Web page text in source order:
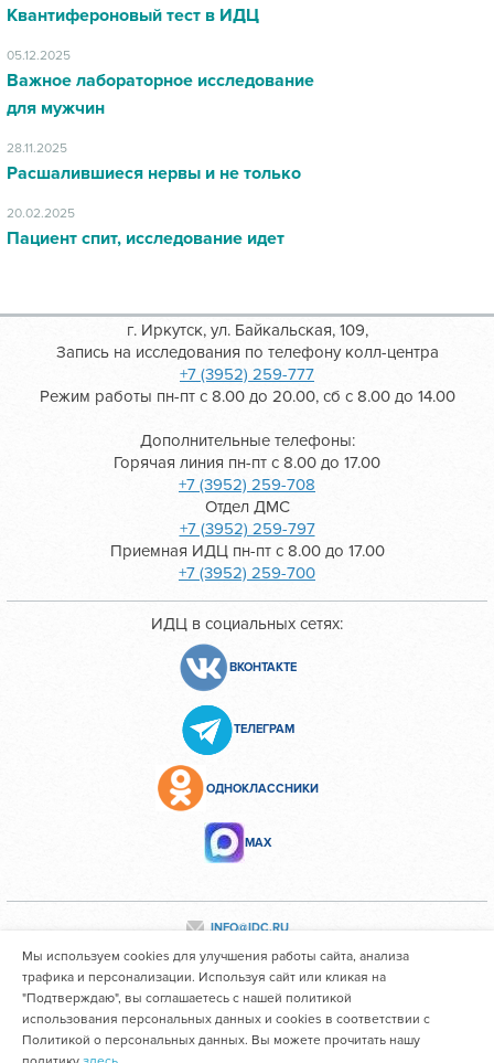
Квантифероновый тест в ИДЦ
05.12.2025
Важное лабораторное исследование
для мужчин
28.11.2025
Расшалившиеся нервы и не только
20.02.2025
Пациент спит, исследование идет
г. Иркутск, ул. Байкальская, 109,
Запись на исследования по телефону колл-центра
+7 (3952) 259-777
Режим работы пн-пт с 8.00 до 20.00, сб с 8.00 до 14.00
Дополнительные телефоны:
Горячая линия пн-пт с 8.00 до 17.00
+7 (3952) 259-708
Отдел ДМС
+7 (3952) 259-797
Приемная ИДЦ пн-пт с 8.00 до 17.00
+7 (3952) 259-700
ИДЦ в социальных сетях:
ВКОНТАКТЕ
ТЕЛЕГРАМ
ОДНОКЛАССНИКИ
МАХ
INFO@IDC.RU
Все персональные данные сотрудников размещены с их
согласия
Мы используем cookies для улучшения работы сайта, анализа
трафика и персонализации. Используя сайт или кликая на
"Подтверждаю", вы соглашаетесь с нашей политикой
использования персональных данных и cookies в соответствии с
Политикой о персональных данных. Вы можете прочитать нашу